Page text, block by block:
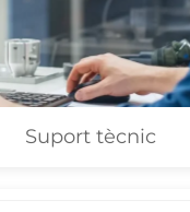
Suport tècnic